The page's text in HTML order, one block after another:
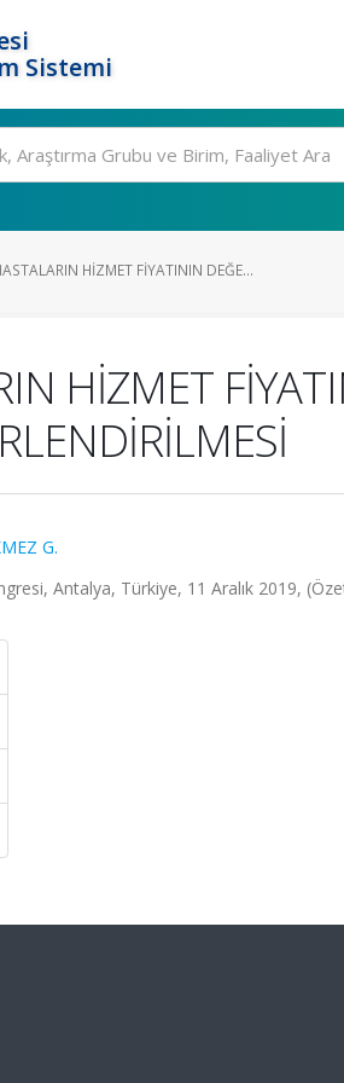
Sistemi
HİZMET FİYATININ DEĞE...
HİZMET
G.
Antalya, Türkiye, 11 Aralık 2019,